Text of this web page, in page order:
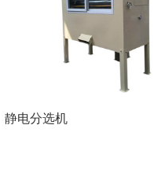
静电分选机